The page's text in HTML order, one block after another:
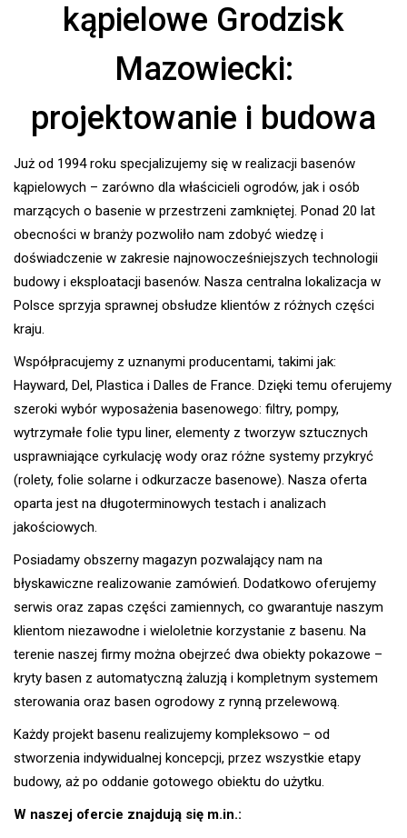
kąpielowe Grodzisk
Mazowiecki:
projektowanie i budowa
Już od 1994 roku specjalizujemy się w realizacji basenów
kąpielowych – zarówno dla właścicieli ogrodów, jak i osób
marzących o basenie w przestrzeni zamkniętej. Ponad 20 lat
obecności w branży pozwoliło nam zdobyć wiedzę i
doświadczenie w zakresie najnowocześniejszych technologii
budowy i eksploatacji basenów. Nasza centralna lokalizacja w
Polsce sprzyja sprawnej obsłudze klientów z różnych części
kraju.
Współpracujemy z uznanymi producentami, takimi jak:
Hayward, Del, Plastica i Dalles de France. Dzięki temu oferujemy
szeroki wybór wyposażenia basenowego: filtry, pompy,
wytrzymałe folie typu liner, elementy z tworzyw sztucznych
usprawniające cyrkulację wody oraz różne systemy przykryć
(rolety, folie solarne i odkurzacze basenowe). Nasza oferta
oparta jest na długoterminowych testach i analizach
jakościowych.
Posiadamy obszerny magazyn pozwalający nam na
błyskawiczne realizowanie zamówień. Dodatkowo oferujemy
serwis oraz zapas części zamiennych, co gwarantuje naszym
klientom niezawodne i wieloletnie korzystanie z basenu. Na
terenie naszej firmy można obejrzeć dwa obiekty pokazowe –
kryty basen z automatyczną żaluzją i kompletnym systemem
sterowania oraz basen ogrodowy z rynną przelewową.
Każdy projekt basenu realizujemy kompleksowo – od
stworzenia indywidualnej koncepcji, przez wszystkie etapy
budowy, aż po oddanie gotowego obiektu do użytku.
W naszej ofercie znajdują się m.in.: